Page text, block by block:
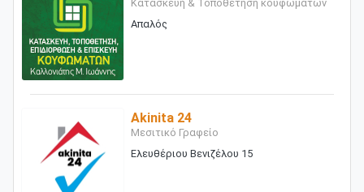
Κατασκευή & Τοποθέτηση κουφωμάτων
Απαλός
Akinita 24
Μεσιτικό Γραφείο
Ελευθέριου Βενιζέλου 15